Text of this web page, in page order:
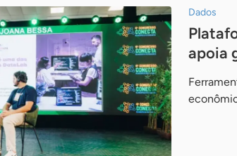
Dados
apoia